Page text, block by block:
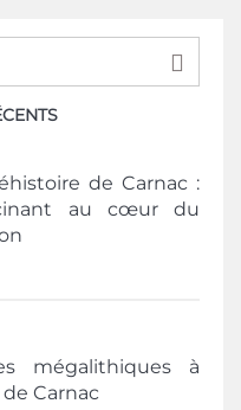
de Carnac :
au cœur du
mégalithiques à
Carnac